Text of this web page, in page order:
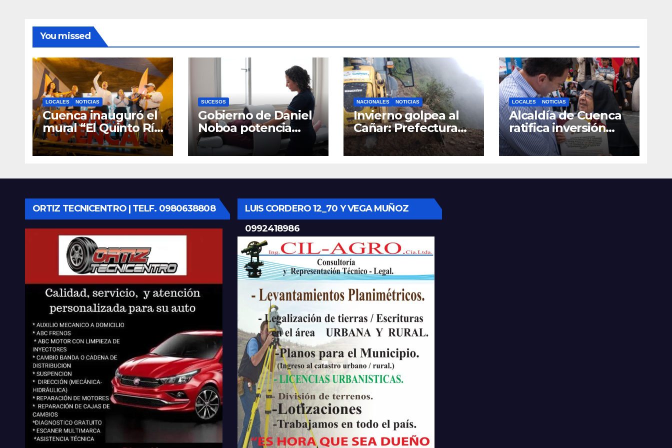
You missed
LOCALES NOTICIAS
Cuenca inauguró el
mural “El Quinto Río
Vive”, símbolo de la
defensa ciudadana
SUCESOS
Gobierno de Daniel
Noboa potencia
Centro Materno
Infantil y
Cuenca con nuevos
NACIONALES NOTICIAS
Invierno golpea al
Cañar: Prefectura
despliega
maquinaria en toda
mantener las vías
LOCALES NOTICIAS
Alcaldía de Cuenca
ratifica inversión
social con
fundaciones e
ORTIZ TECNICENTRO | TELF. 0980638808
LUIS CORDERO 12_70 Y VEGA MUÑOZ
0992418986